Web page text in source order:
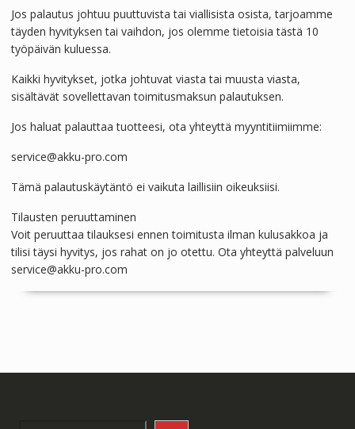
Jos palautus johtuu puuttuvista tai viallisista osista, tarjoamme
täyden hyvityksen tai vaihdon, jos olemme tietoisia tästä 10
työpäivän kuluessa.
Kaikki hyvitykset, jotka johtuvat viasta tai muusta viasta,
sisältävät sovellettavan toimitusmaksun palautuksen.
Jos haluat palauttaa tuotteesi, ota yhteyttä myyntitiimiimme:
service@akku-pro.com
Tämä palautuskäytäntö ei vaikuta laillisiin oikeuksiisi.
Tilausten peruuttaminen
Voit peruuttaa tilauksesi ennen toimitusta ilman kulusakkoa ja
tilisi täysi hyvitys, jos rahat on jo otettu. Ota yhteyttä palveluun
service@akku-pro.com